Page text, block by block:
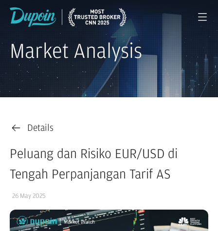
Market Analysis
Details
Peluang dan Risiko EUR/USD di
Tengah Perpanjangan Tarif AS
26 May 2025